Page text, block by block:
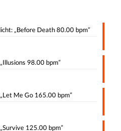
„Before Death 80.00 bpm“
98.00 bpm“
Me Go 165.00 bpm“
125.00 bpm“